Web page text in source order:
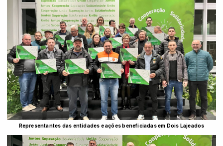
Representantes das entidades e ações beneficiadas em Dois Lajeados